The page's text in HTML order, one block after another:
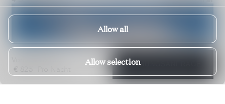
Allow all
Allow selection
€ 825 BUCHUNGSANFRAGE